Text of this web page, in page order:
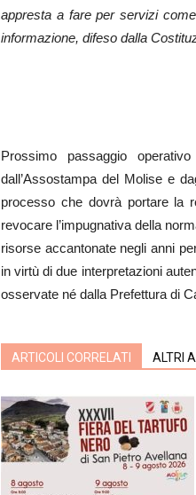
appresta a fare per servizi
informazione, difeso dalla
Prossimo passaggio
dall’Assostampa del Molise e
processo che dovrà portare la
revocare l’impugnativa della
risorse accantonate negli anni
in virtù di due interpretazioni
osservate né dalla Prefettura di
ARTICOLI CORRELATI ALTRI